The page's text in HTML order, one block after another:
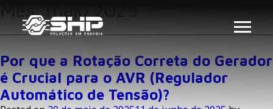
Mês:maio 2025
Por que a Rotação Correta do Gerador
é Crucial para o AVR (Regulador
Automático de Tensão)?